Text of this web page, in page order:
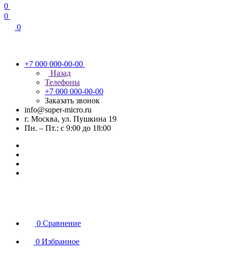
0
0
0
+7 000 000-00-00
Назад
Телефоны
+7 000 000-00-00
Заказать звонок
info@super-micro.ru
г. Москва, ул. Пушкина 19
Пн. – Пт.: с 9:00 до 18:00
0 Сравнение
0 Избранное